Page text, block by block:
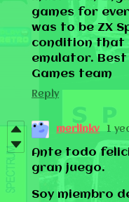
games for
was to be ZX
condition that
emulator.
Games team
Reply
merlinkv 1
Ante todo
gran juego.
Soy miembro